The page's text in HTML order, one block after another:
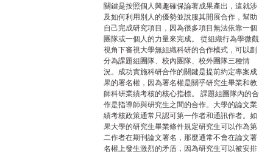
關鍵是按照個人興趣確保論著成果產出，這就涉
及如何利用別人的優勢並說服其開展合作，幫助
自己完成研究項目，因為很多項目無法依靠一個
團隊或一個人的力量來完成。 從組織行為學微觀
視角下審視大學無組織科研的合作模式，可以劃
分為課題組團隊、校內團隊、校外團隊三種情
況。成功實施科研合作的關鍵是提前約定專案成
果的署名權，因為署名權是關乎研究生畢業和教
師科研業績考核的核心指標。 課題組團隊內的合
作是指導師與研究生之間的合作。大學的論文業
績考核政策通常只認可第一作者和通訊作者。如
果大學的研究生畢業條件規定研究生可以作為第
二作者在期刊論文署名，那麼通常不會在論文署
名權上發生激烈的矛盾，因為研究生可以被安排